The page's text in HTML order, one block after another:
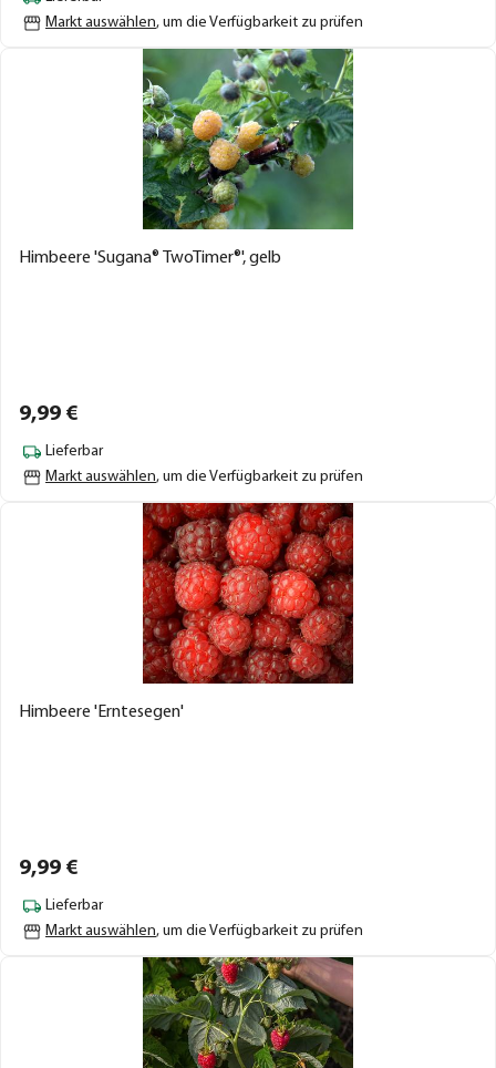
Markt auswählen, um die Verfügbarkeit zu prüfen
Himbeere 'Sugana® TwoTimer®', gelb
9,99 €
Lieferbar
Markt auswählen, um die Verfügbarkeit zu prüfen
Himbeere 'Erntesegen'
9,99 €
Lieferbar
Markt auswählen, um die Verfügbarkeit zu prüfen